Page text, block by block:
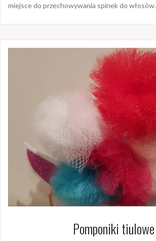
miejsce do przechowywania spinek do włosów.
Pomponiki tiulowe